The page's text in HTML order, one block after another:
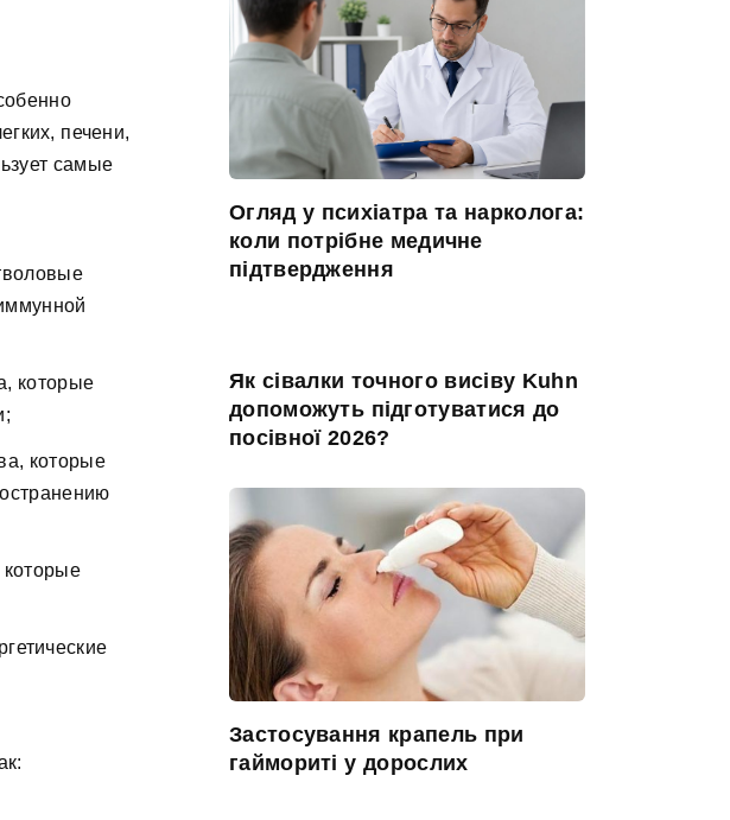
печени,
самые
которые
которые
которые
Огляд у психіатра та нарколога:
коли потрібне медичне
підтвердження
Як сівалки точного висіву Kuhn
допоможуть підготуватися до
посівної 2026?
Застосування крапель при
гаймориті у дорослих